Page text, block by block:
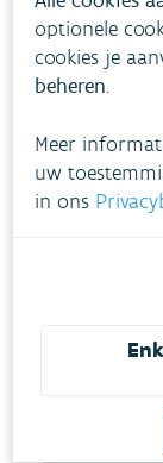
optionele
cookies je
beheren.
Meer
uw
in ons